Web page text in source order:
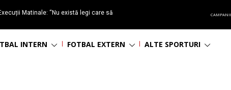
Matinale: “Nu există legi care să
INTERN FOTBAL EXTERN ALTE SPORTURI